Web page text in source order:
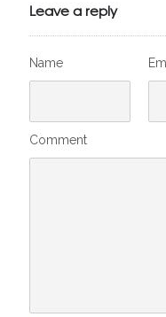
Leave a reply
Name
Comment